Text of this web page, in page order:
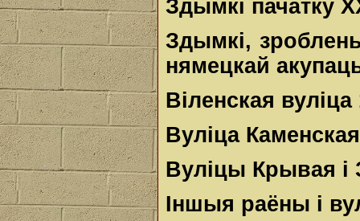
Здымкі пачатку
Здымкі,
нямецкай
Віленская вуліца
Вуліца Каменская
Вуліцы Крывая і
Іншыя раёны і